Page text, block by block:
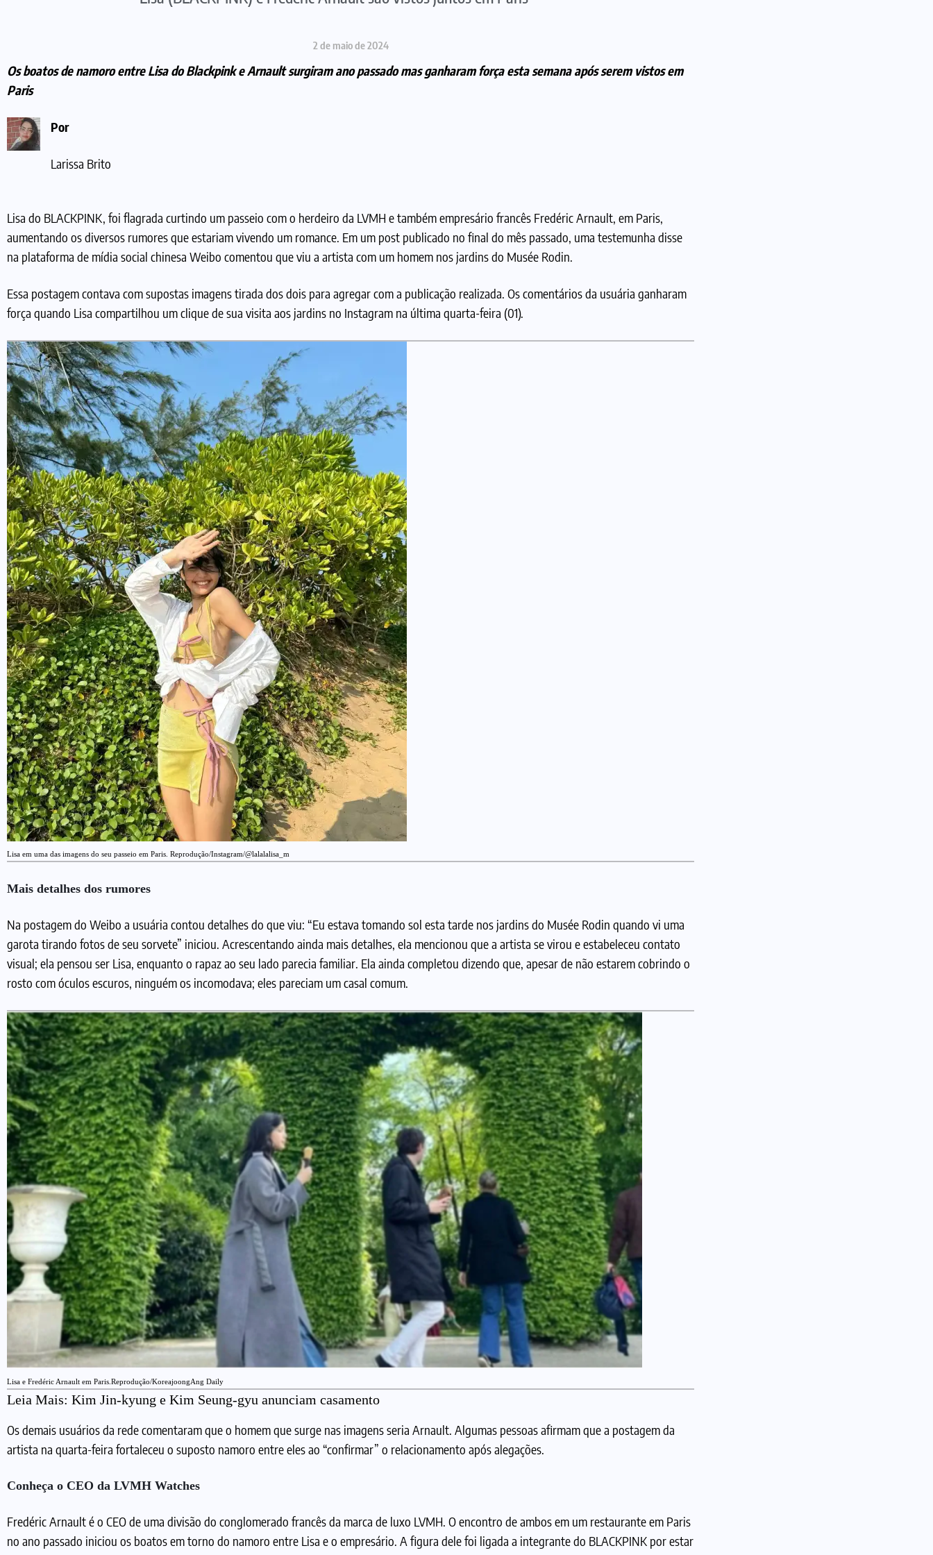
2 de maio de 2024
Os boatos de namoro entre Lisa do Blackpink e Arnault surgiram ano passado mas ganharam força esta semana após serem vistos em
Paris
Por
Larissa Brito
Lisa do BLACKPINK, foi flagrada curtindo um passeio com o herdeiro da LVMH e também empresário francês Fredéric Arnault, em Paris,
aumentando os diversos rumores que estariam vivendo um romance. Em um post publicado no final do mês passado, uma testemunha disse
na plataforma de mídia social chinesa Weibo comentou que viu a artista com um homem nos jardins do Musée Rodin.
Essa postagem contava com supostas imagens tirada dos dois para agregar com a publicação realizada. Os comentários da usuária ganharam
força quando Lisa compartilhou um clique de sua visita aos jardins no Instagram na última quarta-feira (01).
Lisa em uma das imagens do seu passeio em Paris. Reprodução/Instagram/@lalalalisa_m
Mais detalhes dos rumores
Na postagem do Weibo a usuária contou detalhes do que viu: “Eu estava tomando sol esta tarde nos jardins do Musée Rodin quando vi uma
garota tirando fotos de seu sorvete” iniciou. Acrescentando ainda mais detalhes, ela mencionou que a artista se virou e estabeleceu contato
visual; ela pensou ser Lisa, enquanto o rapaz ao seu lado parecia familiar. Ela ainda completou dizendo que, apesar de não estarem cobrindo o
rosto com óculos escuros, ninguém os incomodava; eles pareciam um casal comum.
Lisa e Fredéric Arnault em Paris.Reprodução/KoreajoongAng Daily
Leia Mais: Kim Jin-kyung e Kim Seung-gyu anunciam casamento
Os demais usuários da rede comentaram que o homem que surge nas imagens seria Arnault. Algumas pessoas afirmam que a postagem da
artista na quarta-feira fortaleceu o suposto namoro entre eles ao “confirmar” o relacionamento após alegações.
Conheça o CEO da LVMH Watches
Fredéric Arnault é o CEO de uma divisão do conglomerado francês da marca de luxo LVMH. O encontro de ambos em um restaurante em Paris
no ano passado iniciou os boatos em torno do namoro entre Lisa e o empresário. A figura dele foi ligada a integrante do BLACKPINK por estar